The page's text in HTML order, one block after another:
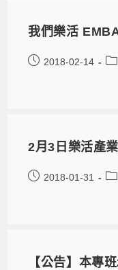
我們樂活
2018-02-14
2月3日樂活產
2018-01-31
【公告】本專